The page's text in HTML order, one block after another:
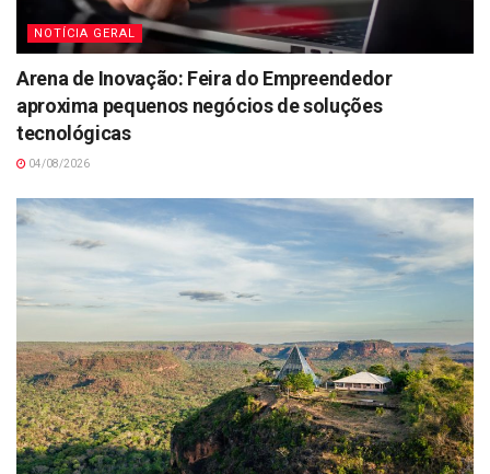
NOTÍCIA GERAL
Arena de Inovação: Feira do Empreendedor
aproxima pequenos negócios de soluções
tecnológicas
04/08/2026